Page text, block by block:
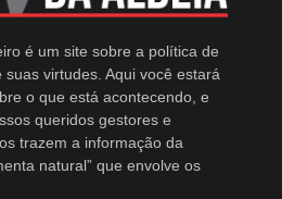
é um site sobre a política de
virtudes. Aqui você estará
o que está acontecendo, e
queridos gestores e
trazem a informação da
natural” que envolve os